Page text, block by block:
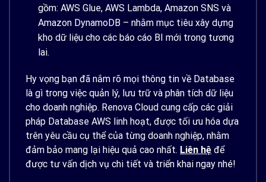
gồm: AWS Glue, AWS Lambda, Amazon SNS và
Amazon DynamoDB – nhằm mục tiêu xây dựng
kho dữ liệu cho các báo cáo BI mới trong tương
lai.
Hy vọng bạn đã nắm rõ mọi thông tin về Database
là gì trong việc quản lý, lưu trữ và phân tích dữ liệu
cho doanh nghiệp. Renova Cloud cung cấp các giải
pháp Database AWS linh hoạt, được tối ưu hóa dựa
trên yêu cầu cụ thể của từng doanh nghiệp, nhằm
đảm bảo mang lại hiệu quả cao nhất. Liên hệ để
được tư vấn dịch vụ chi tiết và triển khai ngay nhé!